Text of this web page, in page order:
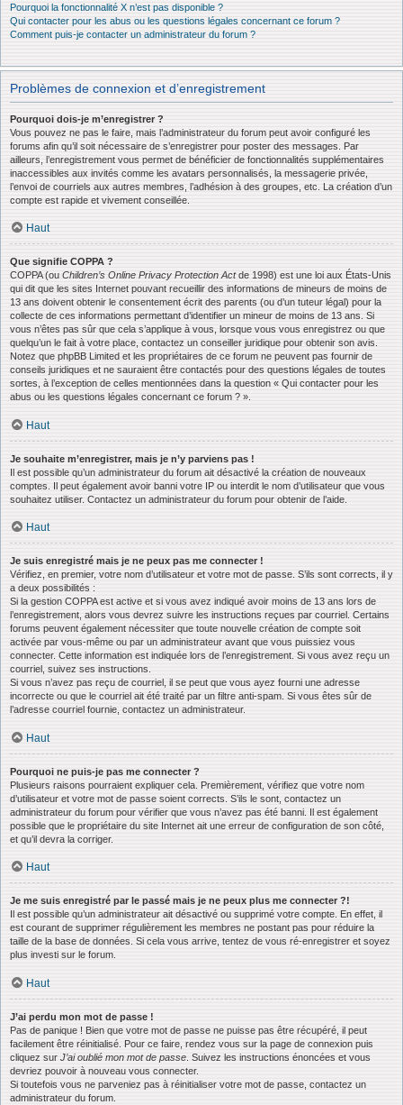
Pourquoi la fonctionnalité X n’est pas disponible ?
Qui contacter pour les abus ou les questions légales concernant ce forum ?
Comment puis-je contacter un administrateur du forum ?
Problèmes de connexion et d’enregistrement
Pourquoi dois-je m’enregistrer ?
Vous pouvez ne pas le faire, mais l’administrateur du forum peut avoir configuré les
forums afin qu’il soit nécessaire de s’enregistrer pour poster des messages. Par
ailleurs, l’enregistrement vous permet de bénéficier de fonctionnalités supplémentaires
inaccessibles aux invités comme les avatars personnalisés, la messagerie privée,
l’envoi de courriels aux autres membres, l’adhésion à des groupes, etc. La création d’un
compte est rapide et vivement conseillée.
Haut
Que signifie COPPA ?
COPPA (ou Children’s Online Privacy Protection Actde 1998) est une loi aux États-Unis
qui dit que les sites Internet pouvant recueillir des informations de mineurs de moins de
13 ans doivent obtenir le consentement écrit des parents (ou d’un tuteur légal) pour la
collecte de ces informations permettant d’identifier un mineur de moins de 13 ans. Si
vous n’êtes pas sûr que cela s’applique à vous, lorsque vous vous enregistrez ou que
quelqu’un le fait à votre place, contactez un conseiller juridique pour obtenir son avis.
Notez que phpBB Limited et les propriétaires de ce forum ne peuvent pas fournir de
conseils juridiques et ne sauraient être contactés pour des questions légales de toutes
sortes, à l’exception de celles mentionnées dans la question « Qui contacter pour les
abus ou les questions légales concernant ce forum ? ».
Haut
Je souhaite m’enregistrer, mais je n’y parviens pas !
Il est possible qu’un administrateur du forum ait désactivé la création de nouveaux
comptes. Il peut également avoir banni votre IP ou interdit le nom d’utilisateur que vous
souhaitez utiliser. Contactez un administrateur du forum pour obtenir de l’aide.
Haut
Je suis enregistré mais je ne peux pas me connecter !
Vérifiez, en premier, votre nom d’utilisateur et votre mot de passe. S’ils sont corrects, il y
a deux possibilités :
Si la gestion COPPA est active et si vous avez indiqué avoir moins de 13 ans lors de
l’enregistrement, alors vous devrez suivre les instructions reçues par courriel. Certains
forums peuvent également nécessiter que toute nouvelle création de compte soit
activée par vous-même ou par un administrateur avant que vous puissiez vous
connecter. Cette information est indiquée lors de l’enregistrement. Si vous avez reçu un
courriel, suivez ses instructions.
Si vous n’avez pas reçu de courriel, il se peut que vous ayez fourni une adresse
incorrecte ou que le courriel ait été traité par un filtre anti-spam. Si vous êtes sûr de
l’adresse courriel fournie, contactez un administrateur.
Haut
Pourquoi ne puis-je pas me connecter ?
Plusieurs raisons pourraient expliquer cela. Premièrement, vérifiez que votre nom
d’utilisateur et votre mot de passe soient corrects. S’ils le sont, contactez un
administrateur du forum pour vérifier que vous n’avez pas été banni. Il est également
possible que le propriétaire du site Internet ait une erreur de configuration de son côté,
et qu’il devra la corriger.
Haut
Je me suis enregistré par le passé mais je ne peux plus me connecter ?!
Il est possible qu’un administrateur ait désactivé ou supprimé votre compte. En effet, il
est courant de supprimer régulièrement les membres ne postant pas pour réduire la
taille de la base de données. Si cela vous arrive, tentez de vous ré-enregistrer et soyez
plus investi sur le forum.
Haut
J’ai perdu mon mot de passe !
Pas de panique ! Bien que votre mot de passe ne puisse pas être récupéré, il peut
facilement être réinitialisé. Pour ce faire, rendez vous sur la page de connexion puis
cliquez sur J’ai oublié mon mot de passe . Suivez les instructions énoncées et vous
devriez pouvoir à nouveau vous connecter.
Si toutefois vous ne parveniez pas à réinitialiser votre mot de passe, contactez un
administrateur du forum.